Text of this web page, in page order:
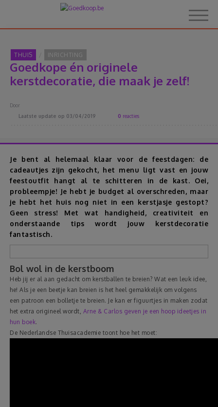
Home
Over Goedkoop.be
Korting
Thema's
Reviews
Reizen
Geldzaken
Thuis
Elektronica
THUIS INRICHTING
Goedkope én originele
kerstdecoratie, die maak je zelf!
Door
Laatste update op 03/04/2019 0 reacties
Je bent al helemaal klaar voor de feestdagen: de
cadeautjes zijn gekocht, het menu ligt vast en jouw
feestoutfit hangt al te schitteren in de kast. Oei,
probleempje! Je hebt je budget al overschreden, maar
je hebt het huis nog niet in een kerstjasje gestopt?
Geen stress! Met wat handigheid, creativiteit en
onderstaande tips wordt jouw kerstdecoratie
fantastisch.
Bol wol in de kerstboom
Heb jij er al aan gedacht om kerstballen te breien? Wat een leuk idee,
he! Als je een beetje kan breien is het heel gemakkelijk om volgens
een patroon een bolletje te breien. Je kan er figuurtjes in maken zodat
het extra origineel wordt, Arne & Carlos geven je een hoop ideetjes in
hun boek.
De Nederlandse Thuisacademie toont hoe het moet: